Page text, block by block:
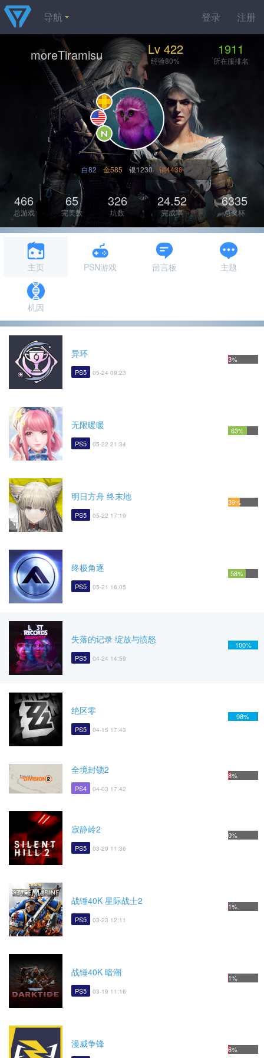
登录 注册
导航
moreTiramisu Lv 422
经验80%
1911
所在服排名
白82 金585 银1230 铜4438
466
总游戏
65
完美数
326
坑数
24.52
完成率
6335
总奖杯
主页 PSN游戏 留言板 主题
机因
异环
PS5 05-24 09:23
3%
无限暖暖
PS5 05-22 21:34
63%
明日方舟 终末地
PS5 05-22 17:19
39%
终极角逐
PS5 05-21 16:05
58%
失落的记录 绽放与愤怒
PS5 04-24 14:59
100%
绝区零
PS5 04-15 17:43
98%
全境封锁2
PS4 04-03 17:42
8%
寂静岭2
PS5 03-29 11:36
0%
战锤40K 星际战士2
PS5 03-23 12:11
1%
战锤40K 暗潮
PS5 03-19 11:16
1%
漫威争锋 6%